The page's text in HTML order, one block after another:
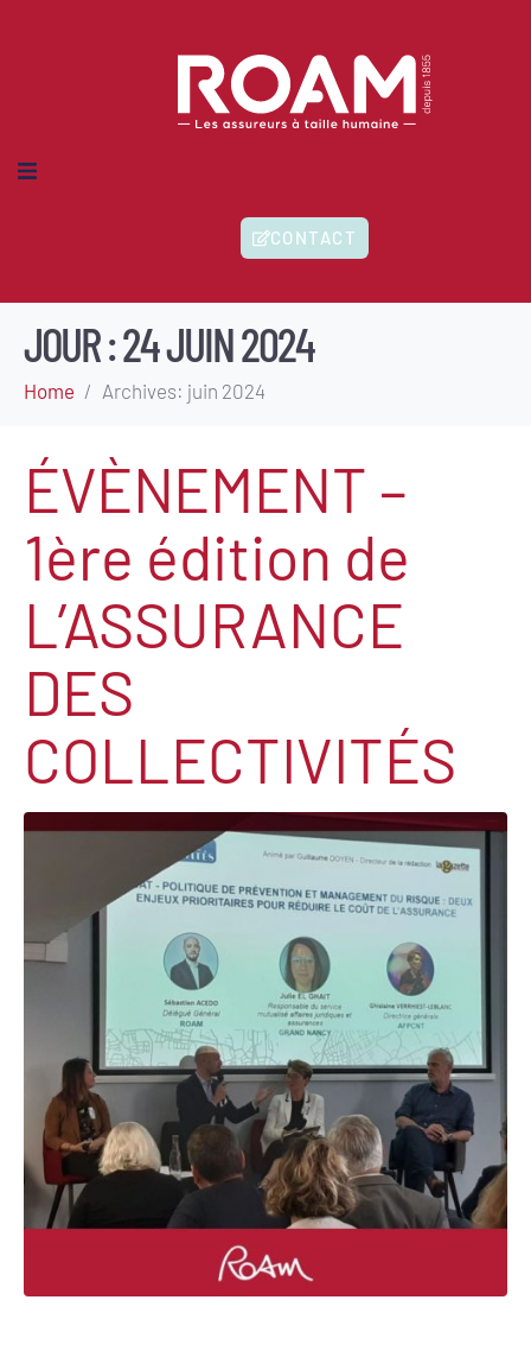
CONTACT
JOUR :24 JUIN 2024
Home Archives: juin 2024
ÉVÈNEMENT –
1ère édition de
L’ASSURANCE
DES
COLLECTIVITÉS